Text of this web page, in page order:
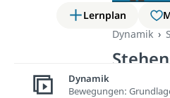
Lernplan
Dynamik
Dynamik
Bewegungen: